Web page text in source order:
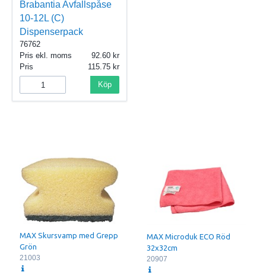
Brabantia Avfallspåse
10-12L (C)
Dispenserpack
76762
Pris ekl. moms
92.60
Pris
115.75
Köp
MAX Skursvamp med Grepp
Grön
21003
MAX Microduk ECO Röd
32x32cm
20907